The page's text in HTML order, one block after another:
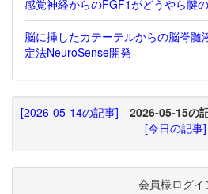
感覚神経からのFGF1がどうやら腱
脳に挿したカテーテルからの脳脊髄
定法NeuroSense開発
[2026-05-14の記事] 2026-05-15の
[今日の記事]
会員様ログイ